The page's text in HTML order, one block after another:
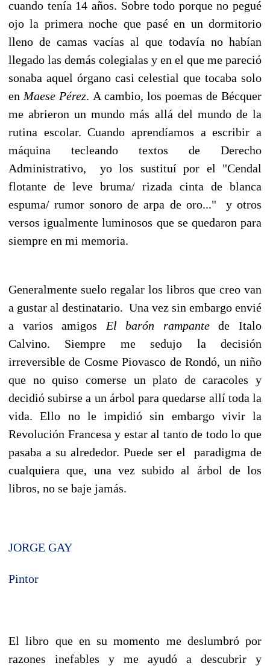
cuando tenía 14 años. Sobre todo porque no pegué
ojo la primera noche que pasé en un dormitorio
lleno de camas vacías al que todavía no habían
llegado las demás colegialas y en el que me pareció
sonaba aquel órgano casi celestial que tocaba solo
en Maese Pérez. A cambio, los poemas de Bécquer
me abrieron un mundo más allá del mundo de la
rutina escolar. Cuando aprendíamos a escribir a
máquina tecleando textos de Derecho
Administrativo, yo los sustituí por el "Cendal
flotante de leve bruma/ rizada cinta de blanca
espuma/ rumor sonoro de arpa de oro..." y otros
versos igualmente luminosos que se quedaron para
siempre en mi memoria.
Generalmente suelo regalar los libros que creo van
a gustar al destinatario. Una vez sin embargo envié
a varios amigosEl barón rampantede Italo
Calvino. Siempre me sedujo la decisión
irreversible de Cosme Piovasco de Rondó, un niño
que no quiso comerse un plato de caracoles y
decidió subirse a un árbol para quedarse allí toda la
vida. Ello no le impidió sin embargo vivir la
Revolución Francesa y estar al tanto de todo lo que
pasaba a su alrededor. Puede ser el paradigma de
cualquiera que, una vez subido al árbol de los
libros, no se baje jamás.
JORGE GAY
Pintor
El libro que en su momento me deslumbró por
razones inefables y me ayudó a descubrir y